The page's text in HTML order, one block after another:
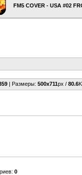
FM5 COVER - USA #02
| Размеры: 500x711px / 80.6
: 0